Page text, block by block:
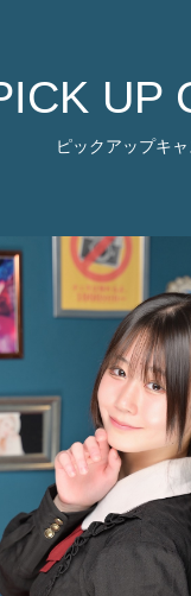
UP
ピックアップキャ